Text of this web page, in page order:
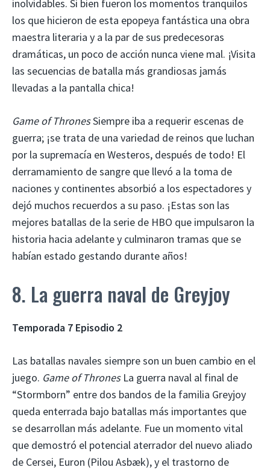
inolvidables. Si bien fueron los momentos tranquilos
los que hicieron de esta epopeya fantástica una obra
maestra literaria y a la par de sus predecesoras
dramáticas, un poco de acción nunca viene mal. ¡Visita
las secuencias de batalla más grandiosas jamás
llevadas a la pantalla chica!
Game of ThronesSiempre iba a requerir escenas de
guerra; ¡se trata de una variedad de reinos que luchan
por la supremacía en Westeros, después de todo! El
derramamiento de sangre que llevó a la toma de
naciones y continentes absorbió a los espectadores y
dejó muchos recuerdos a su paso. ¡Estas son las
mejores batallas de la serie de HBO que impulsaron la
historia hacia adelante y culminaron tramas que se
habían estado gestando durante años!
8. La guerra naval de Greyjoy
Temporada 7 Episodio 2
Las batallas navales siempre son un buen cambio en el
juego. Game of ThronesLa guerra naval al final de
“Stormborn” entre dos bandos de la familia Greyjoy
queda enterrada bajo batallas más importantes que
se desarrollan más adelante. Fue un momento vital
que demostró el potencial aterrador del nuevo aliado
de Cersei, Euron (Pilou Asbæk), y el trastorno de